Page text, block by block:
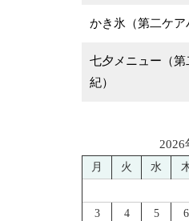
かき氷（第二ケア
七夕メニュー（
紀）
2026
月 火 水
3
4 5 6